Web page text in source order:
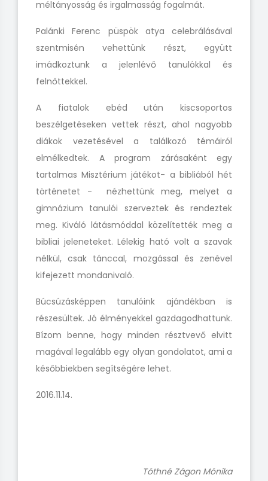
méltányosság és irgalmasság fogalmát.
Palánki Ferenc püspök atya celebrálásával
szentmisén vehettünk részt, együtt
imádkoztunk a jelenlévő tanulókkal és
felnőttekkel.
A fiatalok ebéd után kiscsoportos
beszélgetéseken vettek részt, ahol nagyobb
diákok vezetésével a találkozó témáiról
elmélkedtek. A program zárásaként egy
tartalmas Misztérium játékot- a bibliából hét
történetet - nézhettünk meg, melyet a
gimnázium tanulói szerveztek és rendeztek
meg. Kiváló látásmóddal közelítették meg a
bibliai jeleneteket. Lélekig ható volt a szavak
nélkül, csak tánccal, mozgással és zenével
kifejezett mondanivaló.
Búcsúzásképpen tanulóink ajándékban is
részesültek. Jó élményekkel gazdagodhattunk.
Bízom benne, hogy minden résztvevő elvitt
magával legalább egy olyan gondolatot, ami a
későbbiekben segítségére lehet.
2016.11.14.
Tóthné Zágon Mónika